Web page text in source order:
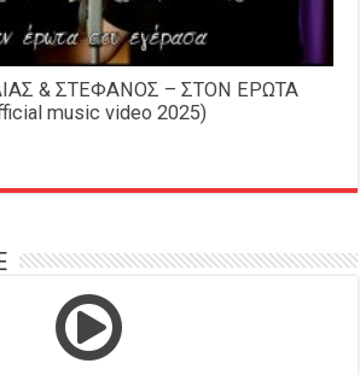
& ΣΤΕΦΑΝΟΣ – ΣΤΟΝ ΕΡΩΤΑ
music video 2025)